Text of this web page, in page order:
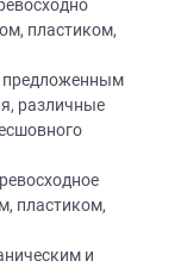
пластиком,
предложенным
различные
пластиком,
и